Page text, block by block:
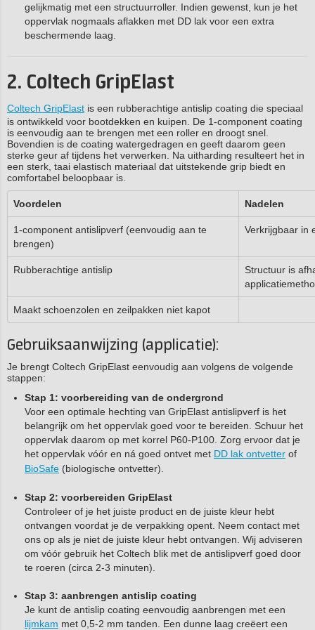
gelijkmatig met een structuurroller. Indien gewenst, kun je het
oppervlak nogmaals aflakken met DD lak voor een extra
beschermende laag.
2. Coltech GripElast
Coltech GripElast is een rubberachtige antislip coating die speciaal
is ontwikkeld voor bootdekken en kuipen. De 1-component coating
is eenvoudig aan te brengen met een roller en droogt snel.
Bovendien is de coating watergedragen en geeft daarom geen
sterke geur af tijdens het verwerken. Na uitharding resulteert het in
een sterk, taai elastisch materiaal dat uitstekende grip biedt en
comfortabel beloopbaar is.
Voordelen Nadelen
1-component antislipverf (eenvoudig aan te
brengen)
Verkrijgbaar in
Rubberachtige antislip
Structuur is
Maakt schoenzolen en zeilpakken niet kapot
Gebruiksaanwijzing (applicatie):
Je brengt Coltech GripElast eenvoudig aan volgens de volgende
stappen:
Stap 1: voorbereiding van de ondergrond
Voor een optimale hechting van GripElast antislipverf is het
belangrijk om het oppervlak goed voor te bereiden. Schuur het
oppervlak daarom op met korrel P60-P100. Zorg ervoor dat je
het oppervlak vóór en ná goed ontvet met DD lak ontvetter of
BioSafe (biologische ontvetter).
Stap 2: voorbereiden GripElast
Controleer of je het juiste product en de juiste kleur hebt
ontvangen voordat je de verpakking opent. Neem contact met
ons op als je niet de juiste kleur hebt ontvangen. Wij adviseren
om vóór gebruik het Coltech blik met de antislipverf goed door
te roeren (circa 2-3 minuten).
Stap 3: aanbrengen antislip coating
Je kunt de antislip coating eenvoudig aanbrengen met een
lijmkam met 0,5-2 mm tanden. Een dunne laag creëert een